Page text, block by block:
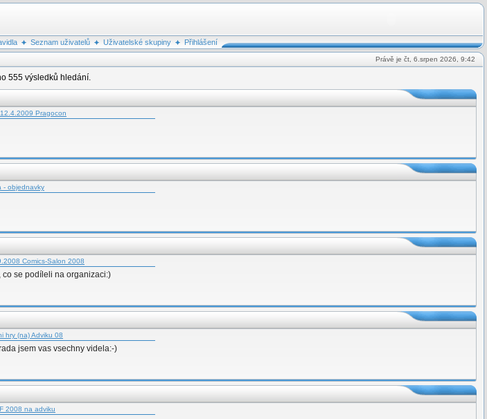
Seznam uživatelů Uživatelské skupiny
Přihlášení
Právě je čt, 6.srpen 2026, 9:42
555 výsledků hledání.
Pragocon
- objednavky
Comics-Salon 2008
co se podíleli na organizaci:)
hry (na) Adviku 08
jsem vas vsechny videla:-)
2008 na adviku